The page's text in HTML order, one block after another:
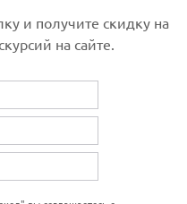
и получите скидку на
на сайте.